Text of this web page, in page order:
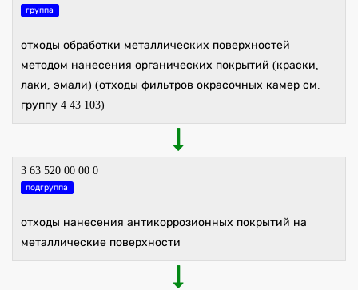
группа
отходы обработки металлических поверхностей
методом нанесения органических покрытий (краски,
лаки, эмали) (отходы фильтров окрасочных камер см.
группу 4 43 103)
3 63 520 00 00 0
подгруппа
отходы нанесения антикоррозионных покрытий на
металлические поверхности